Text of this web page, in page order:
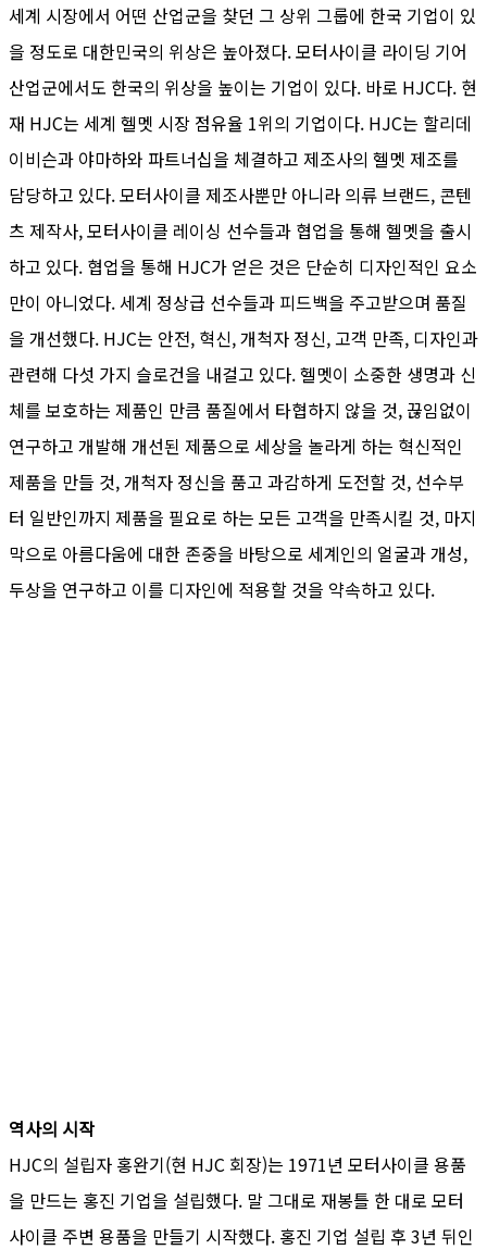
세계 시장에서 어떤 산업군을 찾던 그 상위 그룹에 한국 기업이 있
을 정도로 대한민국의 위상은 높아졌다. 모터사이클 라이딩 기어
산업군에서도 한국의 위상을 높이는 기업이 있다. 바로 HJC다. 현
재 HJC는 세계 헬멧 시장 점유율 1위의 기업이다. HJC는 할리데
이비슨과 야마하와 파트너십을 체결하고 제조사의 헬멧 제조를
담당하고 있다. 모터사이클 제조사뿐만 아니라 의류 브랜드, 콘텐
츠 제작사, 모터사이클 레이싱 선수들과 협업을 통해 헬멧을 출시
하고 있다. 협업을 통해 HJC가 얻은 것은 단순히 디자인적인 요소
만이 아니었다. 세계 정상급 선수들과 피드백을 주고받으며 품질
을 개선했다. HJC는 안전, 혁신, 개척자 정신, 고객 만족, 디자인과
관련해 다섯 가지 슬로건을 내걸고 있다. 헬멧이 소중한 생명과 신
체를 보호하는 제품인 만큼 품질에서 타협하지 않을 것, 끊임없이
연구하고 개발해 개선된 제품으로 세상을 놀라게 하는 혁신적인
제품을 만들 것, 개척자 정신을 품고 과감하게 도전할 것, 선수부
터 일반인까지 제품을 필요로 하는 모든 고객을 만족시킬 것, 마지
막으로 아름다움에 대한 존중을 바탕으로 세계인의 얼굴과 개성,
두상을 연구하고 이를 디자인에 적용할 것을 약속하고 있다.
역사의 시작
HJC의 설립자 홍완기(현 HJC 회장)는 1971년 모터사이클 용품
을 만드는 홍진 기업을 설립했다. 말 그대로 재봉틀 한 대로 모터
사이클 주변 용품을 만들기 시작했다. 홍진 기업 설립 후 3년 뒤인